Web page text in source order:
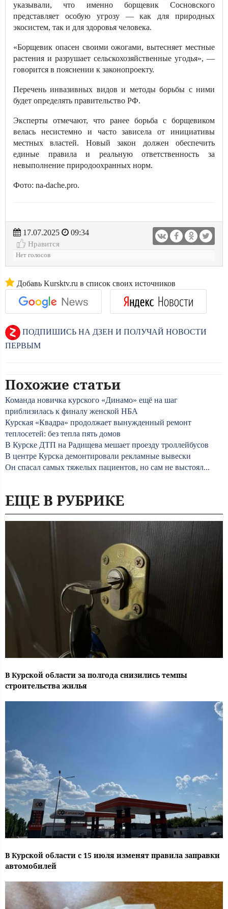
указывали, что именно борщевик Сосновского
представляет особую угрозу — как для природных
экосистем, так и для здоровья человека.
«Борщевик опасен своими ожогами, вытесняет местные
растения и разрушает сельскохозяйственные угодья», —
говорится в пояснении к законопроекту.
Перечень инвазивных видов и методы борьбы с ними
будет определять правительство РФ.
Эксперты отмечают, что ранее борьба с борщевиком
велась несистемно и часто зависела от инициативы
местных властей. Новый закон должен обеспечить
единые правила и реальную ответственность за
невыполнение природоохранных норм.
Фото: na-dache.pro.
17.07.2025
09:34
Нравится
Нет голосов
Добавь Kursktv.ru в список своих источников
ПОДПИШИСЬ НА ДЗЕН И ПОЛУЧАЙ НОВОСТИ
ПЕРВЫМ
Похожие статьи
Команда новичка курского «Динамо» ещё на шаг
приблизилась к финалу женской НБА
Курская «Квадра» продолжает вынужденный ремонт
теплосетей: без тепла пять домов
В Курске ДТП на Радищева мешает проезду троллейбусов
В центре Курска демонтировали рекламные вывески
Он спасал самых тяжелых пациентов, но сам не выстоял...
ЕЩЕ В РУБРИКЕ
В Курской области за полгода снизились темпы
строительства жилья
В Курской области с 15 июля изменят правила заправки
автомобилей